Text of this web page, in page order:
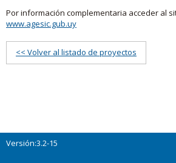
Por información complementaria acceder al
www.agesic.gub.uy
<< Volver al listado de proyectos
Versión:3.2-15